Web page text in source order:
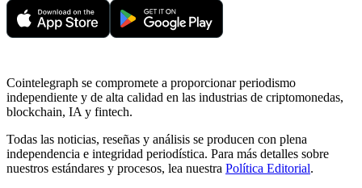
Cointelegraph se compromete a proporcionar periodismo
independiente y de alta calidad en las industrias de criptomonedas,
blockchain, IA y fintech.
Todas las noticias, reseñas y análisis se producen con plena
independencia e integridad periodística. Para más detalles sobre
nuestros estándares y procesos, lea nuestra Política Editorial.